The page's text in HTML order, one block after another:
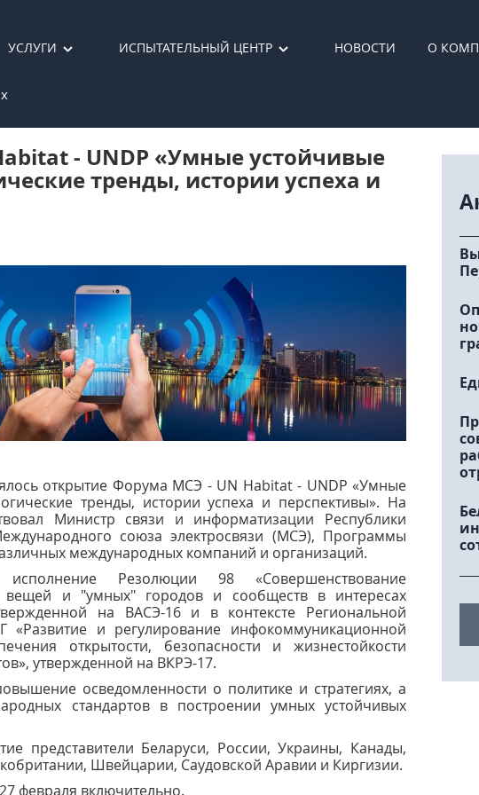
УСЛУГИ ИСПЫТАТЕЛЬНЫЙ ЦЕНТР НОВОСТИ О
- UNDP «Умные устойчивые
тренды, истории успеха и
открытие Форума МСЭ - UN Habitat - UNDP «Умные
тренды, истории успеха и перспективы». На
Министр связи и информатизации Республики
союза электросвязи (МСЭ), Программы
международных компаний и организаций.
Резолюции 98 «Совершенствование
вещей и "умных" городов и сообществ в интересах
на ВАСЭ-16 и в контексте Региональной
«Развитие и регулирование инфокоммуникационной
открытости, безопасности и жизнестойкости
утвержденной на ВКРЭ-17.
осведомленности о политике и стратегиях, а
стандартов в построении умных устойчивых
представители Беларуси, России, Украины, Канады,
Швейцарии, Саудовской Аравии и Киргизии.
февраля включительно.